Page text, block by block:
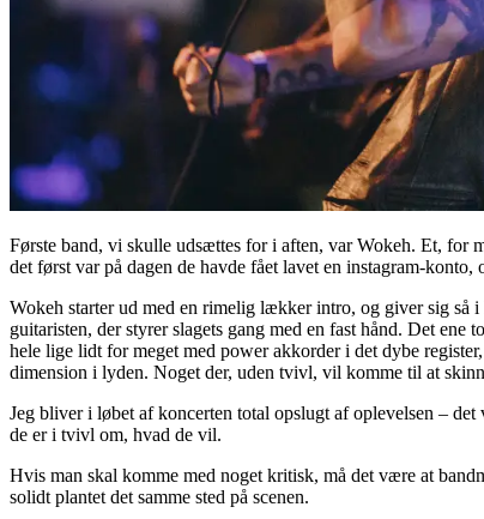
Første band, vi skulle udsættes for i aften, var Wokeh. Et, for
det først var på dagen de havde fået lavet en instagram-
Wokeh starter ud med en rimelig lækker intro, og giver sig så
guitaristen, der styrer slagets gang med en fast hånd. Det
hele lige lidt for meget med power akkorder i det dybe
dimension i lyden. Noget der, uden tvivl, vil komme til at
Jeg bliver i løbet af koncerten total opslugt af oplevelsen –
de er i tvivl om, hvad de vil.
Hvis man skal komme med noget kritisk, må det være at
solidt plantet det samme sted på scenen.